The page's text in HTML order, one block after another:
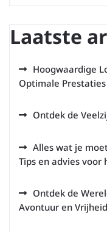
Laatste
Hoogwaardige
Optimale Prestaties
Ontdek de
Alles wat je
Tips en advies
Ontdek de
Avontuur en